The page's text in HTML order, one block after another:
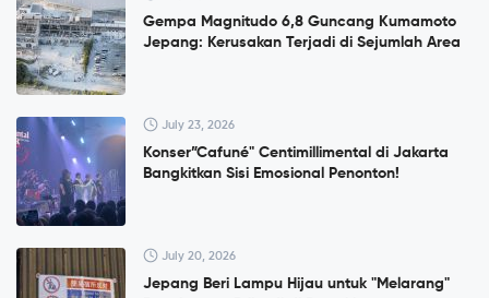
Gempa Magnitudo 6,8 Guncang Kumamoto
Jepang: Kerusakan Terjadi di Sejumlah Area
July 23, 2026
Konser”Cafuné" Centimillimental di Jakarta
Bangkitkan Sisi Emosional Penonton!
July 20, 2026
Jepang Beri Lampu Hijau untuk "Melarang"